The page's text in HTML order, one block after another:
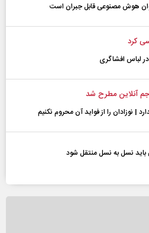
هوش مصنوعی قابل جبران است
کرد
در لباس افشاگری
آنلاین مطرح شد
| نوزادان را از فواید آن محروم نکنیم
نسل به نسل منتقل شود